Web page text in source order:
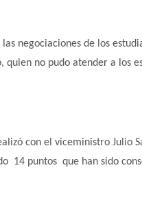
negociaciones de los
quien no pudo atender a los
con el viceministro Julio
14 puntos que han sido